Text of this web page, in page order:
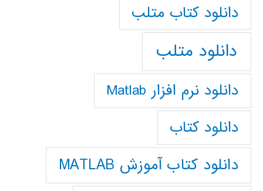
دانلود كتاب متلب
دانلود متلب
دانلود نرم افزار Matlab
دانلود کتاب
دانلود کتاب آموزش MATLAB